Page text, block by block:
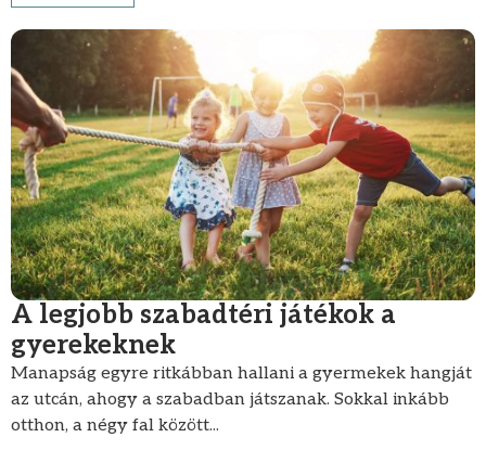
A legjobb szabadtéri játékok a
gyerekeknek
Manapság egyre ritkábban hallani a gyermekek hangját
az utcán, ahogy a szabadban játszanak. Sokkal inkább
otthon, a négy fal között...